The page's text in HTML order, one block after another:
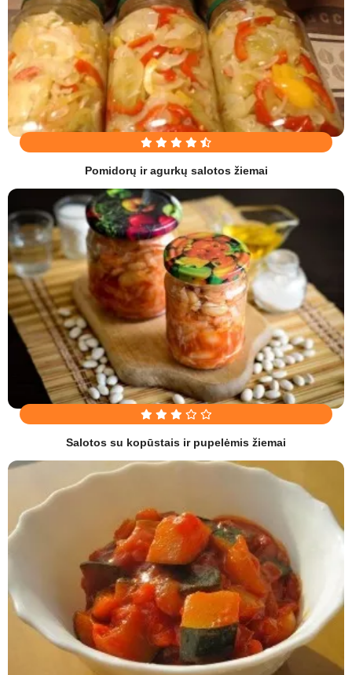
Pomidorų ir agurkų salotos žiemai
Salotos su kopūstais ir pupelėmis žiemai